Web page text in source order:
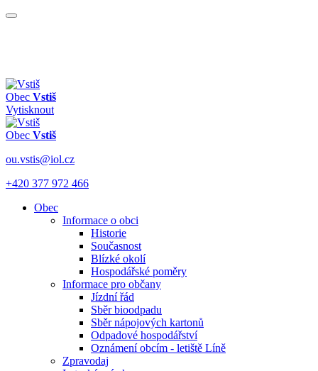
Obec Vstiš
Vytisknout
Obec Vstiš
ou.vstis@iol.cz
+420 377 972 466
Obec
Informace o obci
Historie
Současnost
Blízké okolí
Hospodářské poměry
Informace pro občany
Jízdní řád
Sběr bioodpadu
Sběr nápojových kartonů
Odpadové hospodářství
Oznámení obcím - letiště Líně
Zpravodaj